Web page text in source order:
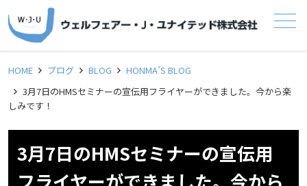
メニュー
HOME ブログ BLOG
HONMA’S BLOG
3月7日のHMSセミナーの宣伝用フライヤーができました。今から楽
しみです！
3月7日のHMSセミナーの宣伝用